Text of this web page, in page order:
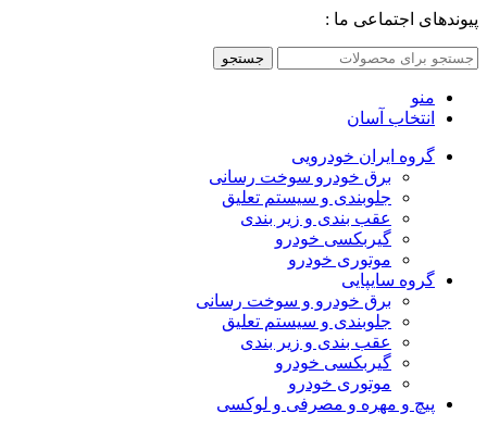
پیوندهای اجتماعی ما :
جستجو
منو
انتخاب آسان
گروه ایران خودرویی
برق خودرو سوخت رسانی
جلوبندی و سیستم تعلیق
عقب بندی و زیر بندی
گیربکسی خودرو
موتوری خودرو
گروه سایپایی
برق خودرو و سوخت رسانی
جلوبندی و سیستم تعلیق
عقب بندی و زیر بندی
گیربکسی خودرو
موتوری خودرو
پیچ و مهره و مصرفی و لوکسی